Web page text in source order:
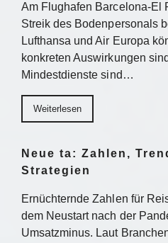
Am Flughafen Barcelona-El
Streik des Bodenpersonals
Lufthansa und Air Europa
konkreten Auswirkungen
Mindestdienste sind…
Weiterlesen
Neue ta: Zahlen,
Strategien
Ernüchternde Zahlen für
dem Neustart nach der
Umsatzminus. Laut